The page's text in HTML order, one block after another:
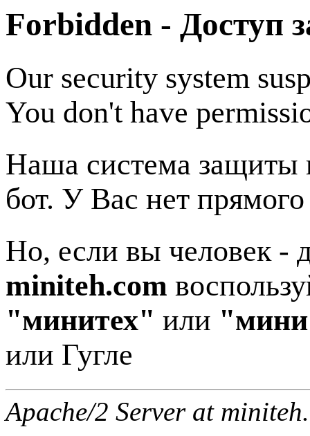
Forbidden - Доступ
Our security system
You don't have
Наша система защиты
бот. У Вас нет
Но, если вы человек -
miniteh.com
"минитех" или "мини
или Гугле
Apache/2 Server at